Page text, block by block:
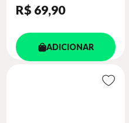
R$ 69,90
ADICIONAR